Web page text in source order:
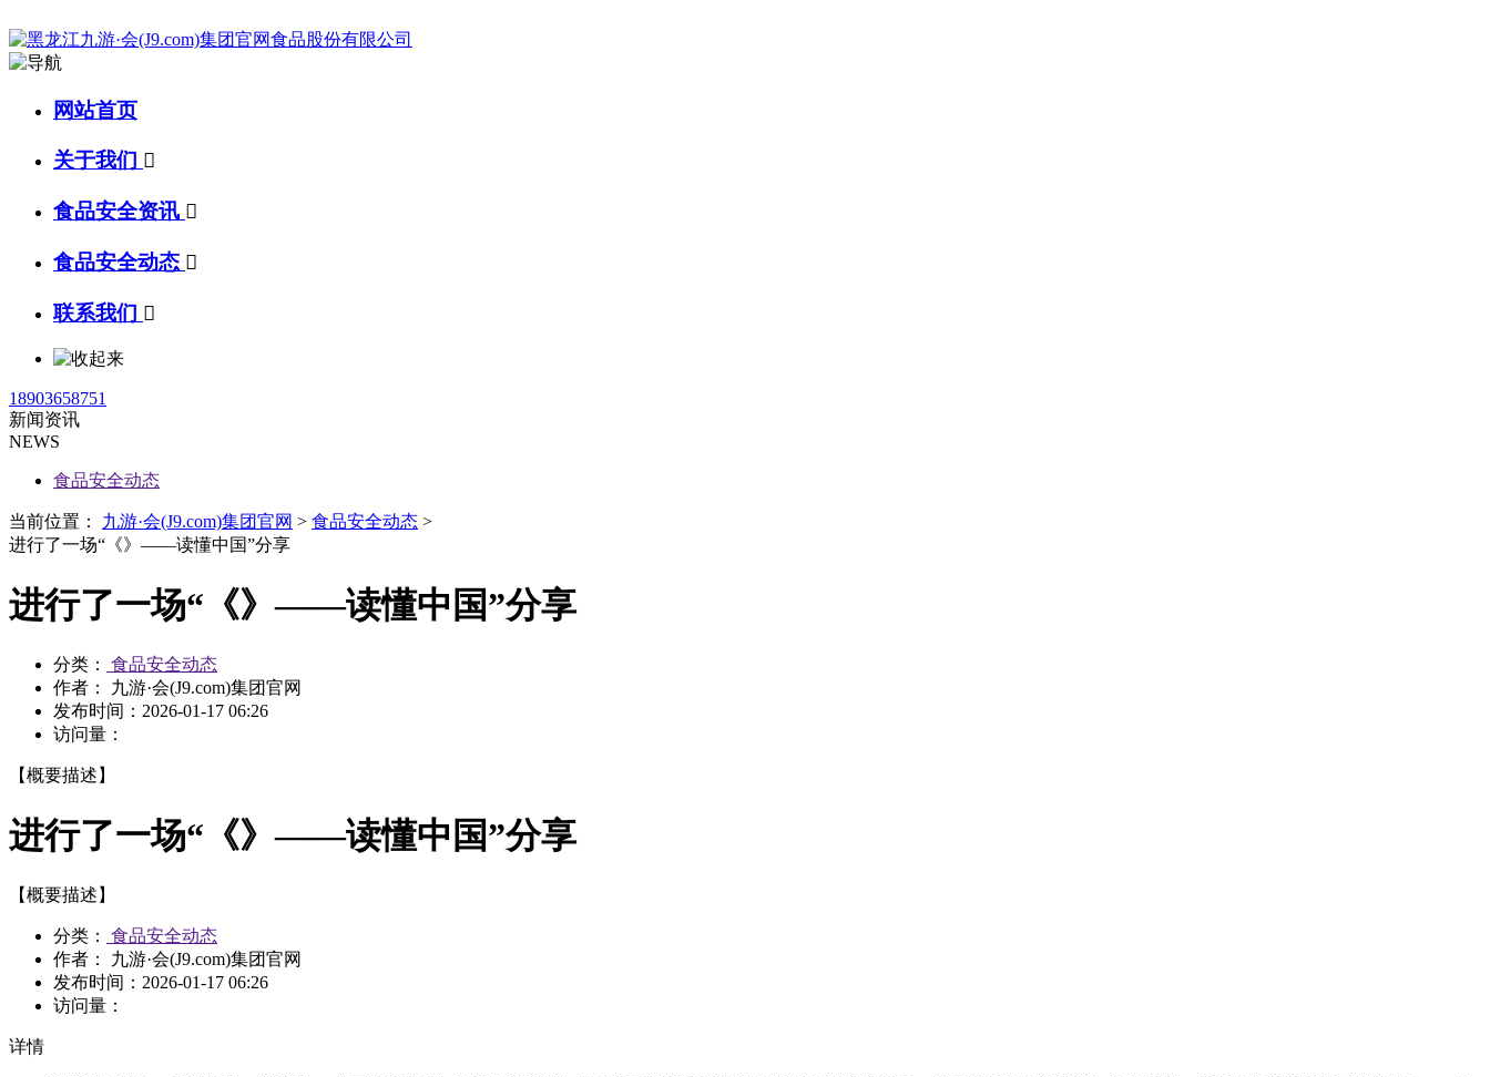
网站首页
关于我们 
食品安全资讯 
食品安全动态 
联系我们 
18903658751
新闻资讯
NEWS
食品安全动态
当前位置： 九游·会(J9.com)集团官网 > 食品安全动态 >
进行了一场“《》——读懂中国”分享
进行了一场“《》——读懂中国”分享
分类：
食品安全动态
作者： 九游·会(J9.com)集团官网
发布时间： 2026-01-17 06:26
访问量：
【概要描述】
进行了一场“《》——读懂中国”分享
【概要描述】
分类：
食品安全动态
作者： 九游·会(J9.com)集团官网
发布时间： 2026-01-17 06:26
访问量：
详情